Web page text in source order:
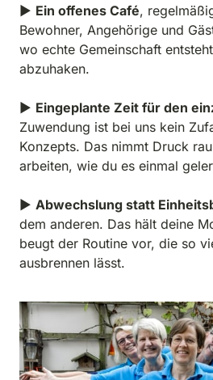
▶ Ein offenes Café,
Bewohner, Angehörige und
wo echte Gemeinschaft
abzuhaken.
▶ Eingeplante Zeit für den
Zuwendung ist bei uns kein
Konzepts. Das nimmt Druck
arbeiten, wie du es einmal
▶ Abwechslung statt
dem anderen. Das hält deine
beugt der Routine vor, die so
ausbrennen lässt.